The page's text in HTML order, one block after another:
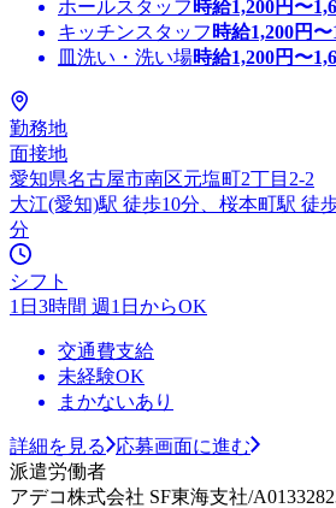
ホールスタッフ 時給1,200円〜
キッチンスタッフ 時給1,200円〜
皿洗い・洗い場時給1,200円〜
勤務地
面接地
愛知県名古屋市南区元塩町2丁目2-2
大江(愛知)駅 徒歩10分、桜本町駅 徒
分
シフト
1日3時間 週1日からOK
交通費支給
未経験OK
まかないあり
詳細を見る
応募画面に進む
派遣労働者
アデコ株式会社 SF東海支社/